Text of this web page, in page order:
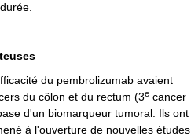
du pembrolizumab avaient
du côlon et du rectum (3ecancer
d'un biomarqueur tumoral. Ils ont
à l'ouverture de nouvelles études